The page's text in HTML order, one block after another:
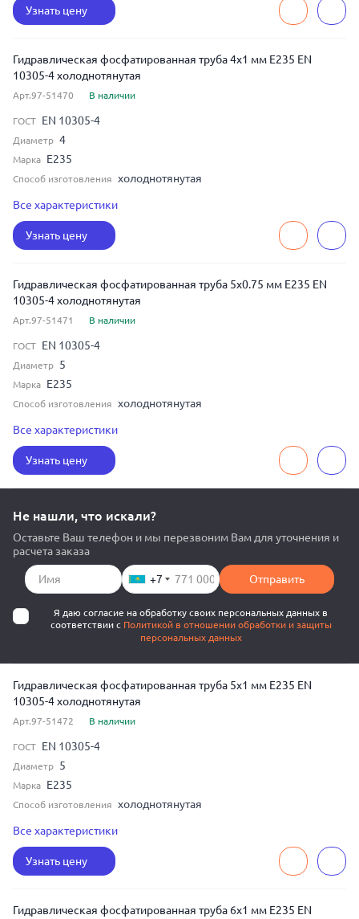
Узнать цену
Гидравлическая фосфатированная труба 4x1 мм E235 EN
10305-4 холоднотянутая
Арт.97-51470 В наличии
ГОСТ EN 10305-4
Диаметр 4
Марка E235
Способ изготовления холоднотянутая
Все характеристики
Узнать цену
Гидравлическая фосфатированная труба 5x0.75 мм E235 EN
10305-4 холоднотянутая
Арт.97-51471 В наличии
ГОСТ EN 10305-4
Диаметр 5
Марка E235
Способ изготовления холоднотянутая
Все характеристики
Узнать цену
Не нашли, что искали?
Оставьте Ваш телефон и мы перезвоним Вам для уточнения и
расчета заказа
+7 Отправить
Я даю согласие на обработку своих персональных данных в
соответствии с Политикой в отношении обработки и защиты
персональных данных
Гидравлическая фосфатированная труба 5x1 мм E235 EN
10305-4 холоднотянутая
Арт.97-51472 В наличии
ГОСТ EN 10305-4
Диаметр 5
Марка E235
Способ изготовления холоднотянутая
Все характеристики
Узнать цену
Гидравлическая фосфатированная труба 6x1 мм E235 EN